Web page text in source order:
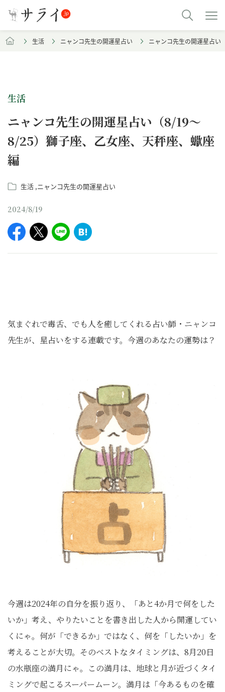
生活 ニャンコ先生の開運星占い ニャンコ先生の開運星占
生活
ニャンコ先生の開運星占い（8/19～
8/25）獅子座、乙女座、天秤座、蠍座
編
生活 ニャンコ先生の開運星占い
2024/8/19
気まぐれで毒舌、でも人を癒してくれる占い師・ニャンコ
先生が、星占いをする連載です。今週のあなたの運勢は？
今週は2024年の自分を振り返り、「あと4か月で何をした
いか」考え、やりたいことを書き出した人から開運してい
くにゃ。何が「できるか」ではなく、何を「したいか」を
考えることが大切。そのベストなタイミングは、8月20日
の水瓶座の満月にゃ。この満月は、地球と月が近づくタイ
ミングで起こるスーパームーン。満月は「今あるものを確